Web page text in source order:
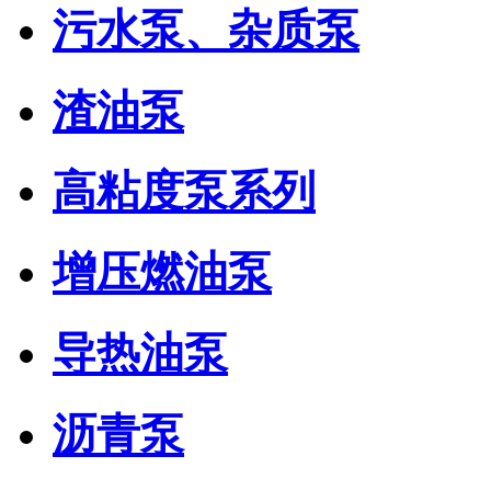
污水泵、杂质泵
渣油泵
高粘度泵系列
增压燃油泵
导热油泵
沥青泵